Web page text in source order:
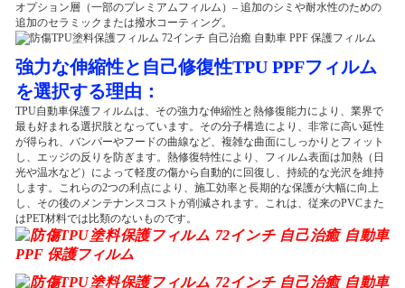
オプション層（一部のプレミアムフィルム）– 追加のシミや耐水性のための
追加のセラミックまたは撥水コーティング。
強力な伸縮性と自己修復性TPU PPFフィルム
を選択する理由：
TPU自動車保護フィルムは、その強力な伸縮性と熱修復能力により、業界で
最も好まれる選択肢となっています。その分子構造により、非常に高い延性
が得られ、バンパーやフードの曲線など、複雑な曲面にしっかりとフィット
し、エッジの反りを防ぎます。熱修復特性により、フィルム表面は加熱（日
光や温水など）によって軽度の傷から自動的に回復し、持続的な光沢を維持
します。これらの2つの利点により、施工効率と長期的な保護が大幅に向上
し、その後のメンテナンスコストが削減されます。これは、従来のPVCまた
はPET材料では比類のないものです。